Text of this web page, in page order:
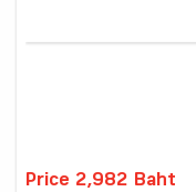
Price 2,982 Baht